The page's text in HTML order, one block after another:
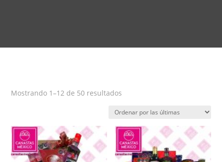
Mostrando 1–12 de 50 resultados
latest